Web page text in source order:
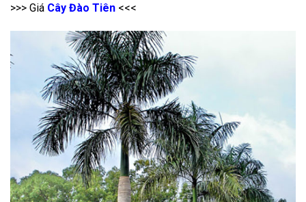
>>> Giá Cây Đào Tiên <<<